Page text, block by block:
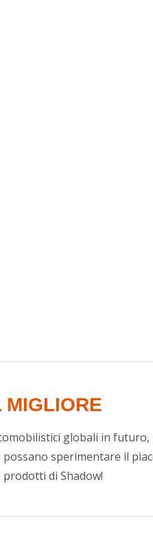
MIGLIORE
globali in
sperimentare il
di Shadow!